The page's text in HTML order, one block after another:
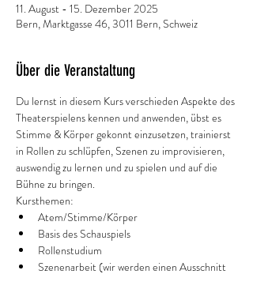
11. August - 15. Dezember 2025
Bern, Marktgasse 46, 3011 Bern, Schweiz
Über die Veranstaltung
Du lernst in diesem Kurs verschieden Aspekte des
Theaterspielens kennen und anwenden, übst es
Stimme & Körper gekonnt einzusetzen, trainierst
in Rollen zu schlüpfen, Szenen zu improvisieren,
auswendig zu lernen und zu spielen und auf die
Bühne zu bringen.
Kursthemen:
Atem/Stimme/Körper
Basis des Schauspiels
Rollenstudium
Szenenarbeit (wir werden einen Ausschnitt